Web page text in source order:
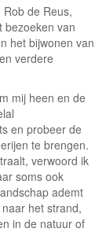
de Reus,
bezoeken van
het bijwonen van
verdere
mij heen en de
en probeer de
te brengen.
verwoord ik
soms ook
ademt
het strand,
in de natuur of